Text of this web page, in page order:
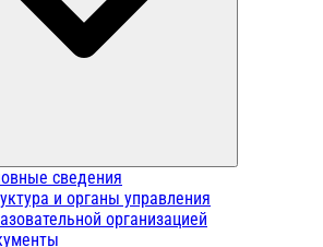
сведения
и органы управления
организацией